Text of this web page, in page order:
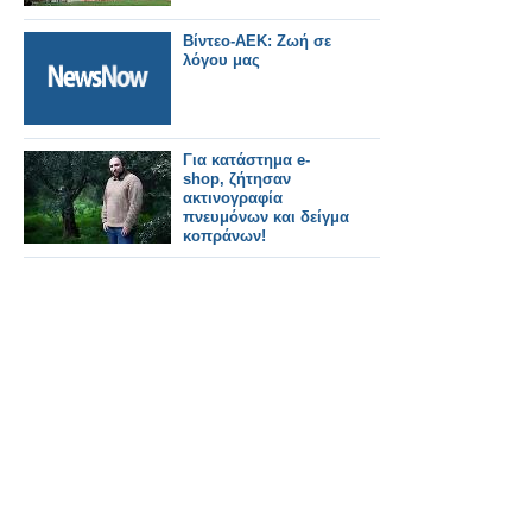
Βίντεο-ΑΕΚ: Ζωή σε
λόγου μας
Για κατάστημα e-
shop, ζήτησαν
ακτινογραφία
πνευμόνων και δείγμα
κοπράνων!